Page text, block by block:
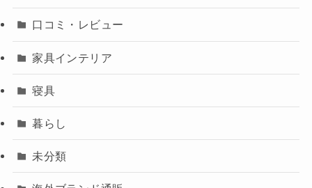
口コミ・レビュー
家具インテリア
寝具
暮らし
未分類